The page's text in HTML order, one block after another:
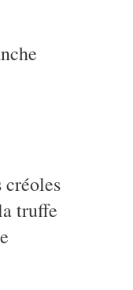
créoles
truffe